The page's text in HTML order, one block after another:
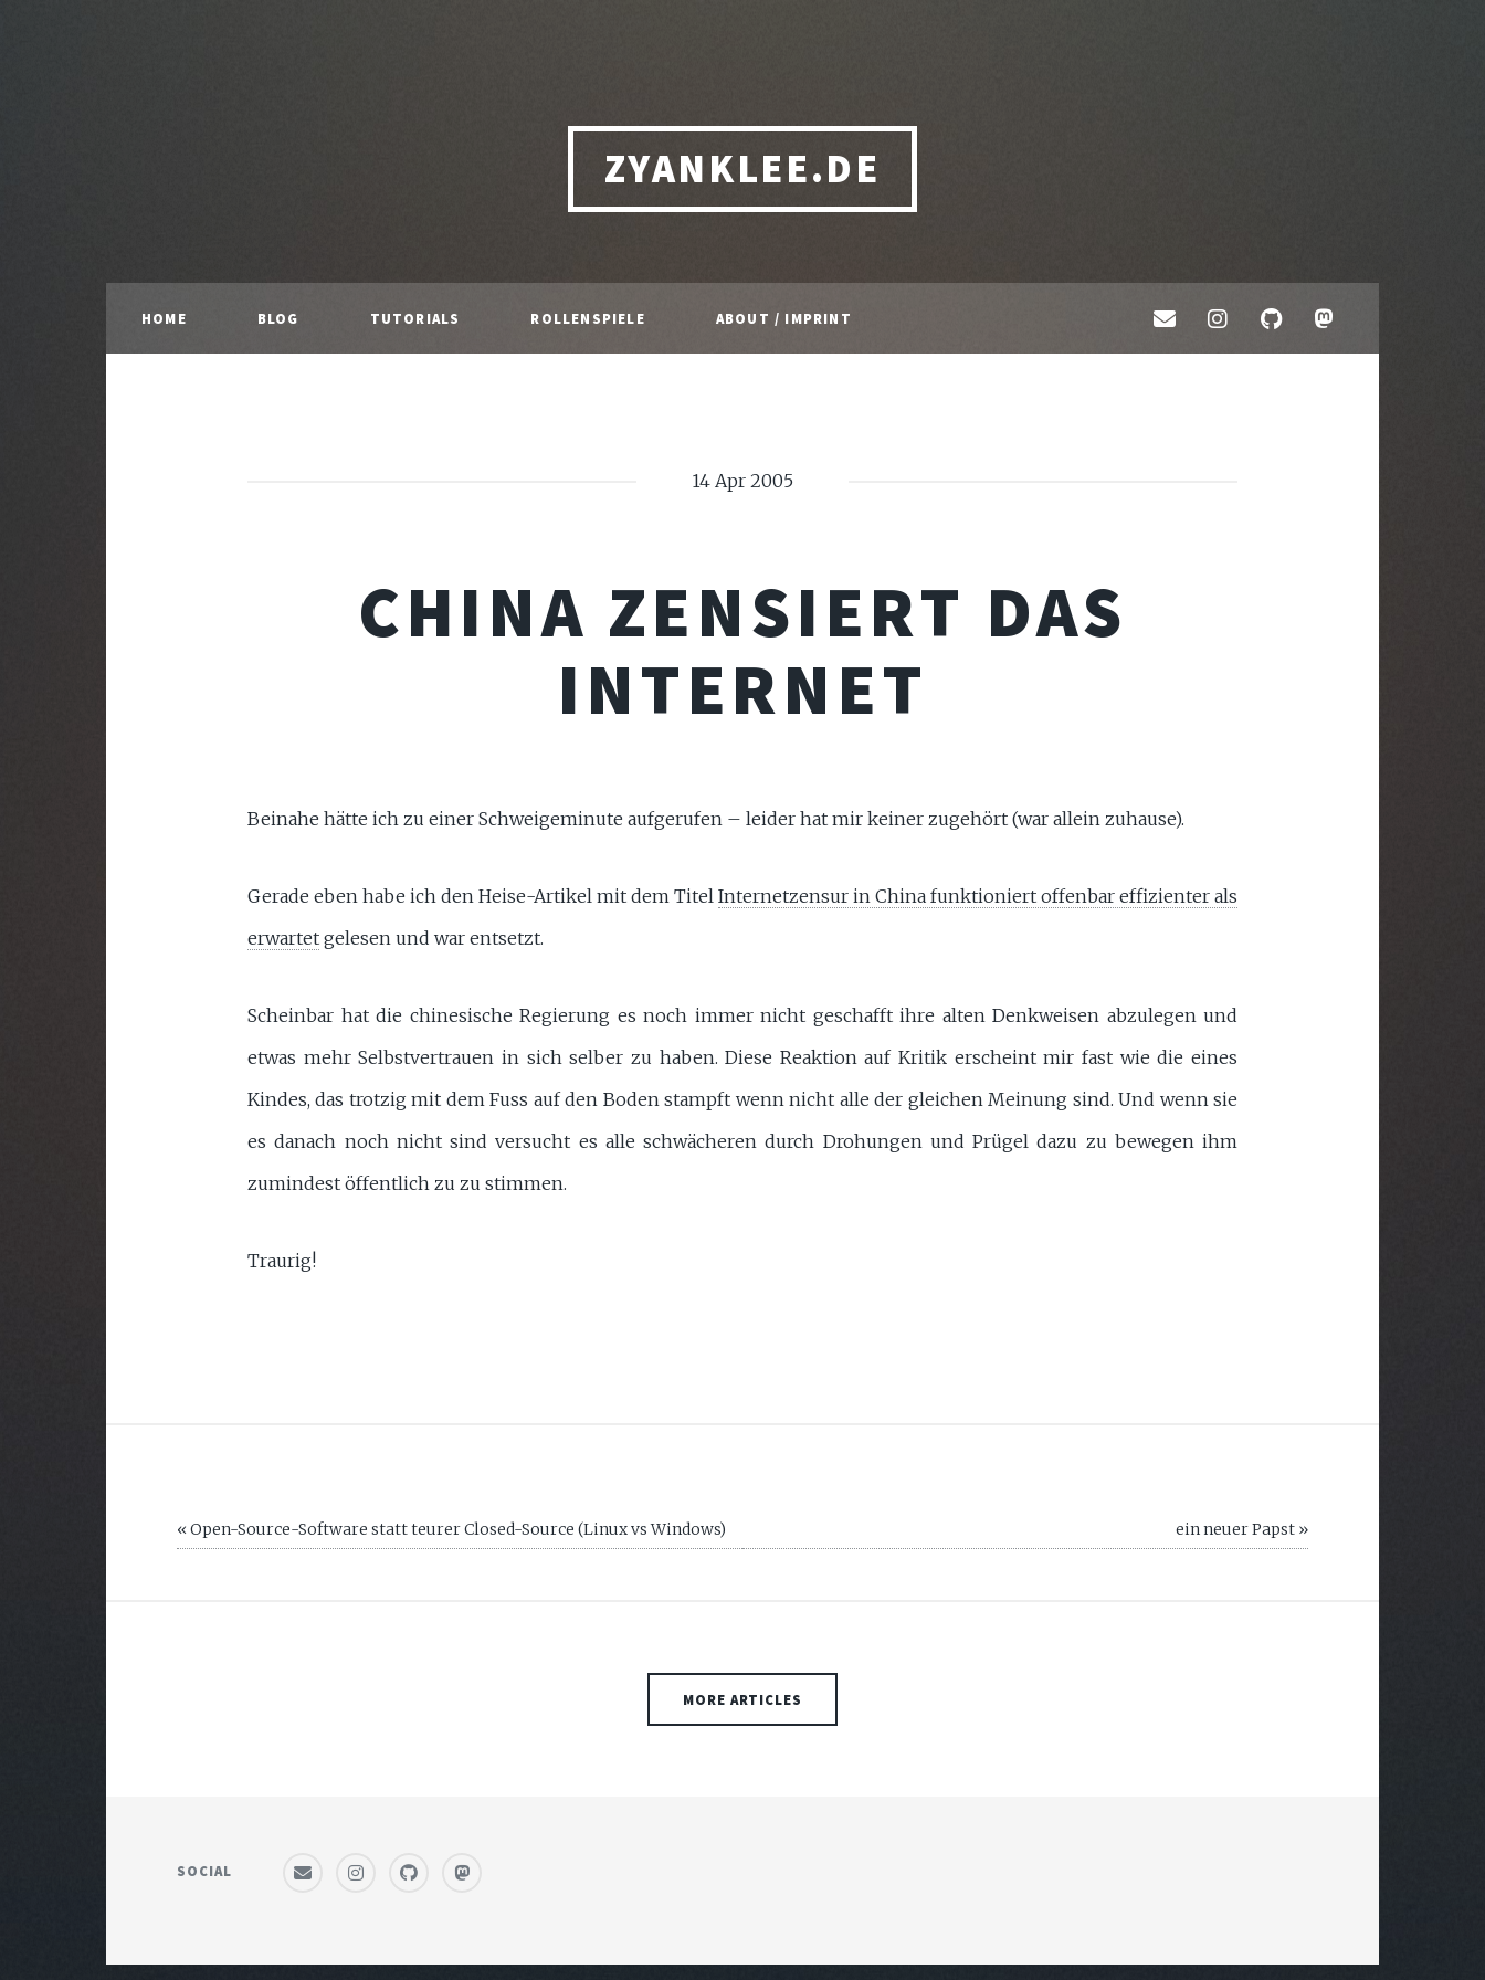
ZYANKLEE.DE
HOME BLOG TUTORIALS ROLLENSPIELE ABOUT / IMPRINT
14 Apr 2005
CHINA ZENSIERT DAS
INTERNET
Beinahe hätte ich zu einer Schweigeminute aufgerufen – leider hat mir keiner zugehört (war allein zuhause).
Gerade eben habe ich den Heise-Artikel mit dem Titel Internetzensur in China funktioniert offenbar effizienter als
erwartet gelesen und war entsetzt.
Scheinbar hat die chinesische Regierung es noch immer nicht geschafft ihre alten Denkweisen abzulegen und
etwas mehr Selbstvertrauen in sich selber zu haben. Diese Reaktion auf Kritik erscheint mir fast wie die eines
Kindes, das trotzig mit dem Fuss auf den Boden stampft wenn nicht alle der gleichen Meinung sind. Und wenn sie
es danach noch nicht sind versucht es alle schwächeren durch Drohungen und Prügel dazu zu bewegen ihm
zumindest öffentlich zu zu stimmen.
Traurig!
« Open-Source-Software statt teurer Closed-Source (Linux vs Windows) ein neuer Papst »
MORE ARTICLES
SOCIAL